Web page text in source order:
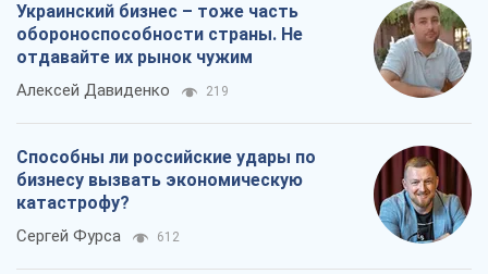
Украинский бизнес – тоже часть
обороноспособности страны. Не
отдавайте их рынок чужим
Алексей Давиденко 219
Способны ли российские удары по
бизнесу вызвать экономическую
катастрофу?
Сергей Фурса 612